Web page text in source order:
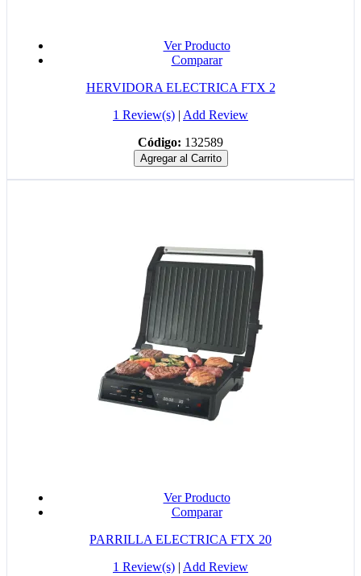
Ver Producto
Comparar
HERVIDORA ELECTRICA FTX 2
1 Review(s) | Add Review
Código: 132589
Agregar al Carrito
Ver Producto
Comparar
PARRILLA ELECTRICA FTX 20
1 Review(s) | Add Review